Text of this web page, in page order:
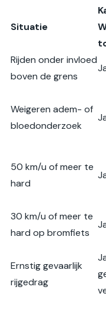
Situatie
Rijden onder invloed
boven de grens
Weigeren adem- of
bloedonderzoek
50 km/u of meer te
hard
30 km/u of meer te
hard op bromfiets
Ernstig gevaarlijk
rijgedrag